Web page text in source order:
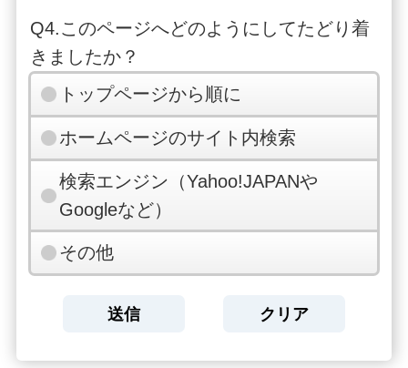
Q4.このページへどのようにしてたどり着
きましたか？
トップページから順に
ホームページのサイト内検索
検索エンジン（Yahoo!JAPANや
Googleなど）
その他